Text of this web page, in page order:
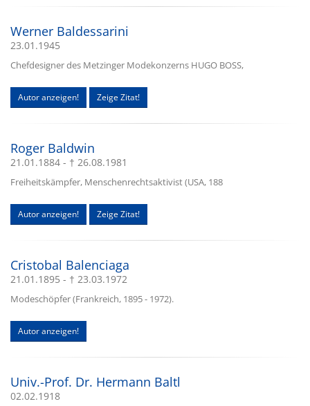
Werner Baldessarini
23.01.1945
Chefdesigner des Metzinger Modekonzerns HUGO BOSS,
Autor anzeigen! Zeige Zitat!
Roger Baldwin
21.01.1884 - † 26.08.1981
Freiheitskämpfer, Menschenrechtsaktivist (USA, 188
Autor anzeigen! Zeige Zitat!
Cristobal Balenciaga
21.01.1895 - † 23.03.1972
Modeschöpfer (Frankreich, 1895 - 1972).
Autor anzeigen!
Univ.-Prof. Dr. Hermann Baltl
02.02.1918